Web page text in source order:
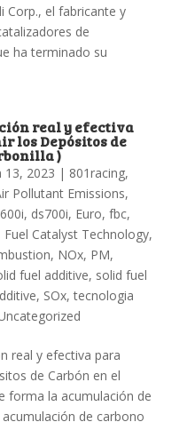
Corp., el fabricante y
de
ha terminado su
real y efectiva
los Depósitos de
)
13, 2023 | 801racing,
Pollutant Emissions,
, ds700i, Euro, fbc,
Fuel Catalyst Technology,
, NOx, PM,
fuel additive, solid fuel
, SOx,tecnologia
real y efectiva para
de Carbón en el
la acumulación de
de carbono